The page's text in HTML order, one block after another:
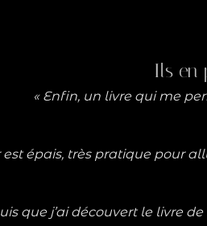
Ils en
« Enfin, un livre qui me
est épais, très pratique pour
que j’ai découvert le livre